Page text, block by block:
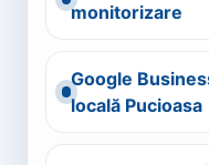
monitorizare
Google
locală Pucioasa